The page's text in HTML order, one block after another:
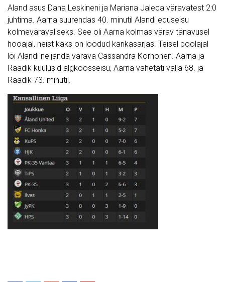
Aland asus Dana Leskineni ja Mariana Jaleca väravatest 2:0
juhtima. Aarna suurendas 40. minutil Alandi eduseisu
kolmeväravaliseks. See oli Aarna kolmas värav tänavusel
hooajal, neist kaks on löödud karikasarjas. Teisel poolajal
lõi Alandi neljanda värava Cassandra Korhonen. Aarna ja
Raadik kuulusid algkoosseisu, Aarna vahetati välja 68. ja
Raadik 73. minutil.